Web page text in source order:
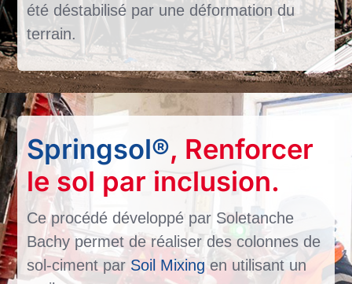
été déstabilisé par une déformation du
terrain.
Springsol®, Renforcer
le sol par inclusion.
Ce procédé développé par Soletanche
Bachy permet de réaliser des colonnes de
sol-ciment par Soil Mixingen utilisant un